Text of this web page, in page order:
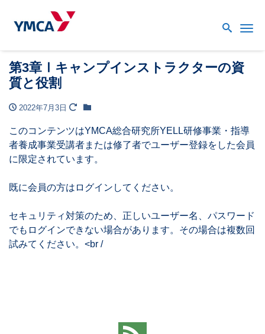
第3章Ⅰキャンプインストラクターの資
質と役割
2022年7月3日
このコンテンツはYMCA総合研究所YELL研修事業・指導
者養成事業受講者または修了者でユーザー登録をした会員
に限定されています。
既に会員の方はログインしてください。
セキュリティ対策のため、正しいユーザー名、パスワード
でもログインできない場合があります。その場合は複数回
試みてください。<br /